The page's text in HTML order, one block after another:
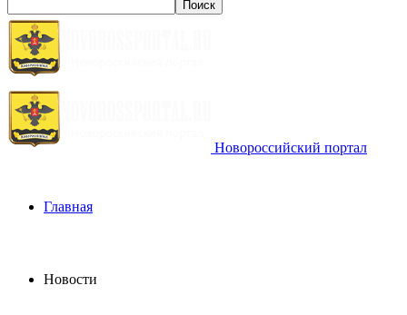
Новороссийский портал
Главная
Новости